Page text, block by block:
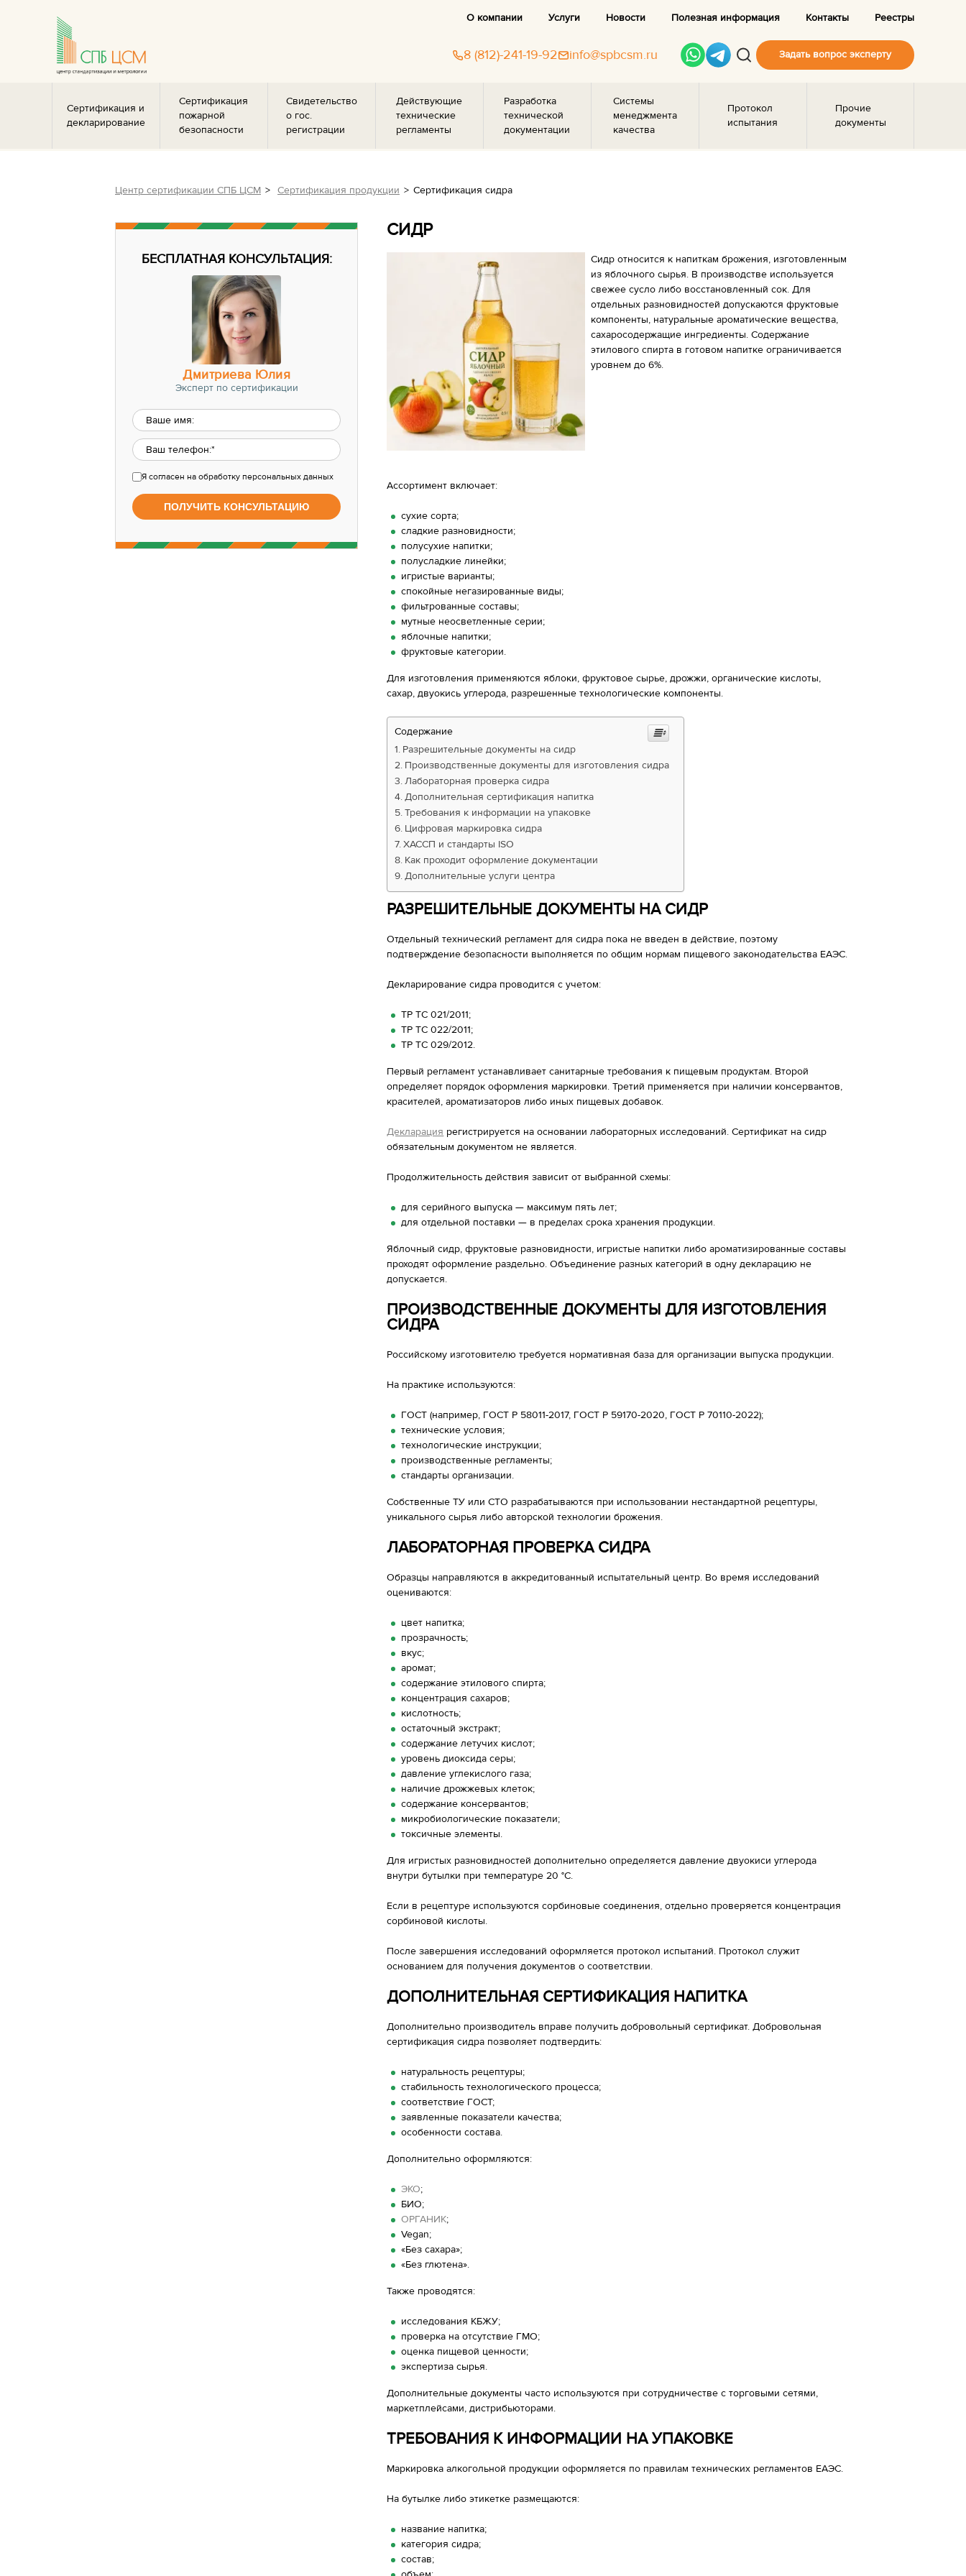
О компании Услуги Новости Полезная информация Контакты Реестры
8 (812)-241-19-92 info@spbcsm.ru Задать вопрос эксперту
Сертификация и
декларирование
Сертификация
пожарной
безопасности
Свидетельство
о гос.
регистрации
Действующие
технические
регламенты
Разработка
технической
документации
Системы
менеджмента
качества
Протокол
испытания
Прочие
документы
Центр сертификации СПБ ЦСМ Сертификация продукции Сертификация сидра
БЕСПЛАТНАЯ КОНСУЛЬТАЦИЯ:
Дмитриева Юлия
Эксперт по сертификации
Я согласенна обработку персональных данных
СИДР
Сидр относится к напиткам брожения, изготовленным
из яблочного сырья. В производстве используется
свежее сусло либо восстановленный сок. Для
отдельных разновидностей допускаются фруктовые
компоненты, натуральные ароматические вещества,
сахаросодержащие ингредиенты. Содержание
этилового спирта в готовом напитке ограничивается
уровнем до 6%.
Ассортимент включает:
сухие сорта;
сладкие разновидности;
полусухие напитки;
полусладкие линейки;
игристые варианты;
спокойные негазированные виды;
фильтрованные составы;
мутные неосветленные серии;
яблочные напитки;
фруктовые категории.
Для изготовления применяются яблоки, фруктовое сырье, дрожжи, органические кислоты,
сахар, двуокись углерода, разрешенные технологические компоненты.
Содержание
Разрешительные документы на сидр
Производственные документы для изготовления сидра
Лабораторная проверка сидра
Дополнительная сертификация напитка
Требования к информации на упаковке
Цифровая маркировка сидра
ХАССП и стандарты ISO
Как проходит оформление документации
Дополнительные услуги центра
РАЗРЕШИТЕЛЬНЫЕ ДОКУМЕНТЫ НА СИДР
Отдельный технический регламент для сидра пока не введен в действие, поэтому
подтверждение безопасности выполняется по общим нормам пищевого законодательства ЕАЭС.
Декларирование сидра проводится с учетом:
ТР ТС 021/2011;
ТР ТС 022/2011;
ТР ТС 029/2012.
Первый регламент устанавливает санитарные требования к пищевым продуктам. Второй
определяет порядок оформления маркировки. Третий применяется при наличии консервантов,
красителей, ароматизаторов либо иных пищевых добавок.
Декларация регистрируется на основании лабораторных исследований. Сертификат на сидр
обязательным документом не является.
Продолжительность действия зависит от выбранной схемы:
для серийного выпуска — максимум пять лет;
для отдельной поставки — в пределах срока хранения продукции.
Яблочный сидр, фруктовые разновидности, игристые напитки либо ароматизированные составы
проходят оформление раздельно. Объединение разных категорий в одну декларацию не
допускается.
ПРОИЗВОДСТВЕННЫЕ ДОКУМЕНТЫ ДЛЯ ИЗГОТОВЛЕНИЯ
СИДРА
Российскому изготовителю требуется нормативная база для организации выпуска продукции.
На практике используются:
ГОСТ (например, ГОСТ Р 58011-2017, ГОСТ Р 59170-2020, ГОСТ Р 70110-2022);
технические условия;
технологические инструкции;
производственные регламенты;
стандарты организации.
Собственные ТУ или СТО разрабатываются при использовании нестандартной рецептуры,
уникального сырья либо авторской технологии брожения.
ЛАБОРАТОРНАЯ ПРОВЕРКА СИДРА
Образцы направляются в аккредитованный испытательный центр. Во время исследований
оцениваются:
цвет напитка;
прозрачность;
вкус;
аромат;
содержание этилового спирта;
концентрация сахаров;
кислотность;
остаточный экстракт;
содержание летучих кислот;
уровень диоксида серы;
давление углекислого газа;
наличие дрожжевых клеток;
содержание консервантов;
микробиологические показатели;
токсичные элементы.
Для игристых разновидностей дополнительно определяется давление двуокиси углерода
внутри бутылки при температуре 20 °С.
Если в рецептуре используются сорбиновые соединения, отдельно проверяется концентрация
сорбиновой кислоты.
После завершения исследований оформляется протокол испытаний. Протокол служит
основанием для получения документов о соответствии.
ДОПОЛНИТЕЛЬНАЯ СЕРТИФИКАЦИЯ НАПИТКА
Дополнительно производитель вправе получить добровольный сертификат. Добровольная
сертификация сидра позволяет подтвердить:
натуральность рецептуры;
стабильность технологического процесса;
соответствие ГОСТ;
заявленные показатели качества;
особенности состава.
Дополнительно оформляются:
ЭКО;
БИО;
ОРГАНИК;
Vegan;
«Без сахара»;
«Без глютена».
Также проводятся:
исследования КБЖУ;
проверка на отсутствие ГМО;
оценка пищевой ценности;
экспертиза сырья.
Дополнительные документы часто используются при сотрудничестве с торговыми сетями,
маркетплейсами, дистрибьюторами.
ТРЕБОВАНИЯ К ИНФОРМАЦИИ НА УПАКОВКЕ
Маркировка алкогольной продукции оформляется по правилам технических регламентов ЕАЭС.
На бутылке либо этикетке размещаются:
название напитка;
категория сидра;
состав;